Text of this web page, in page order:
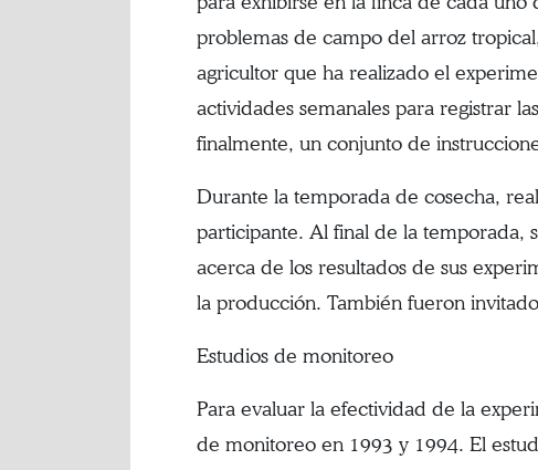
problemas de campo del arroz
agricultor que ha realizado el
actividades semanales para registrar
finalmente, un conjunto de
Durante la temporada de cosecha,
participante. Al final de la temporada,
acerca de los resultados de sus
la producción. También fueron
Estudios de monitoreo
Para evaluar la efectividad de la
de monitoreo en 1993 y 1994. El